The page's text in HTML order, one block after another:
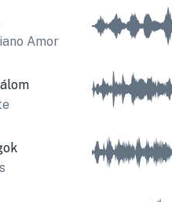
Amor